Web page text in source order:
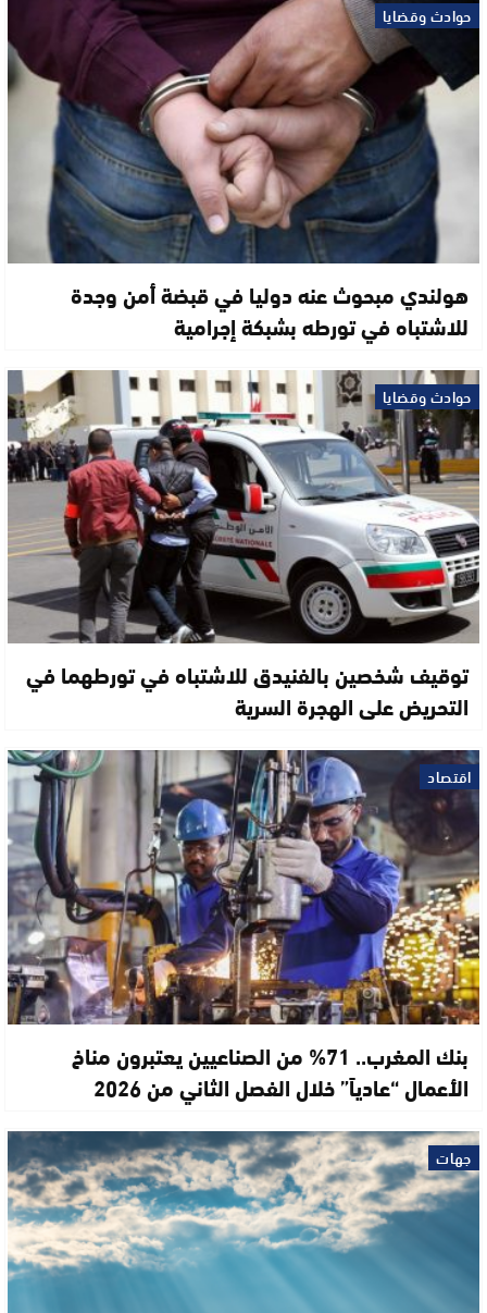
حوادث وقضايا
هولندي مبحوث عنه دوليا في قبضة أمن وجدة
للاشتباه في تورطه بشبكة إجرامية
حوادث وقضايا
توقيف شخصين بالفنيدق للاشتباه في تورطهما في
التحريض على الهجرة السرية
اقتصاد
بنك المغرب.. 71% من الصناعيين يعتبرون مناخ
الأعمال “عادياً” خلال الفصل الثاني من 2026
جهات